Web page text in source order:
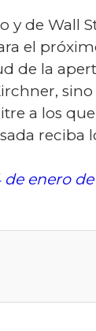
de Wall
el
de la
a los
reciba
enero de